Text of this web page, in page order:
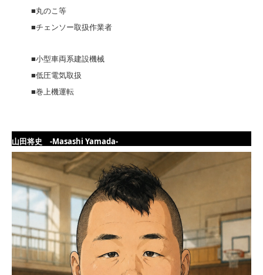
■丸のこ等
■チェンソー取扱作業者
■小型車両系建設機械
■低圧電気取扱
■巻上機運転
山田将史 -Masashi Yamada-